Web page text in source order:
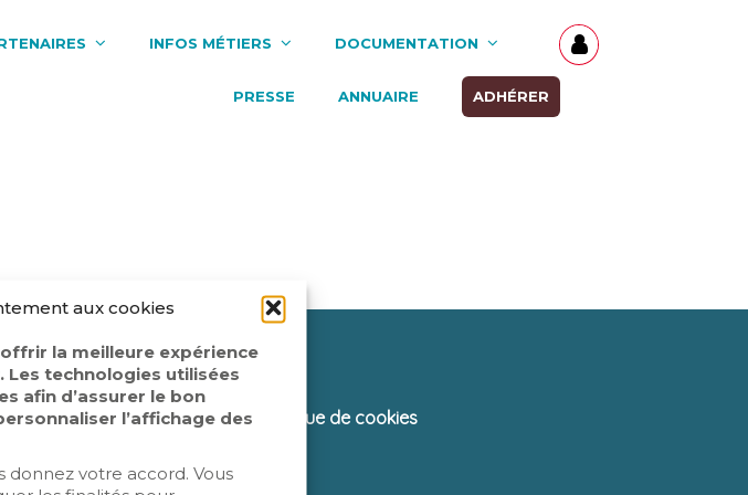
aux cookies
la meilleure expérience
technologies utilisées
afin d’assurer le bon
l’affichage des
donnez votre accord. Vous
INFOS MÉTIERS DOCUMENTATION
PRESSE ANNUAIRE ADHÉRER
de confidentialité Politique de cookies